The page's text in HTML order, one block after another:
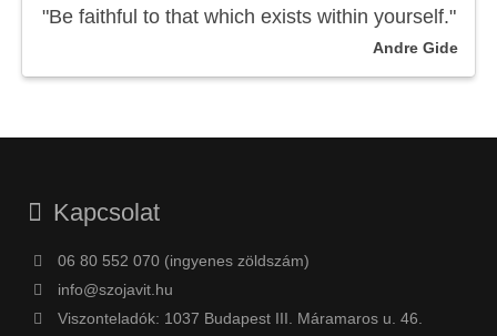
"Be faithful to that which exists within yourself."
Andre Gide
Kapcsolat
06 80 552 070 (ingyenes zöldszám)
info@szojavit.hu
Viszonteladók: 1037 Budapest III. Máramaros u. 46.